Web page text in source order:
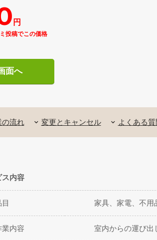
円
投稿でこの価格
面へ
の流れ 変更とキャンセル よくある質
ス内容
家具、家電、不用
業内容 室内からの運び出